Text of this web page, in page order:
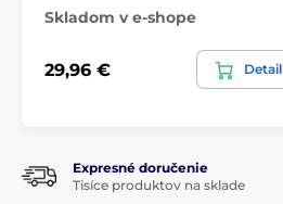
Skladom v e-shope
29,96 € Detail
Expresné doručenie
Tisíce produktov na sklade